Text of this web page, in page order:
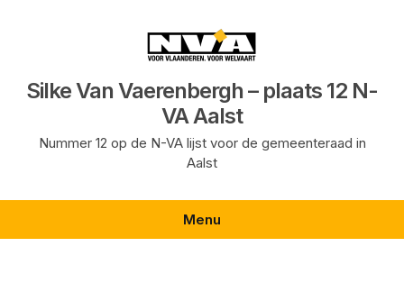
inhoudSilke Van Vaerenbergh – plaats 12 N-
VA Aalst
Nummer 12 op de N-VA lijst voor de gemeenteraad in
Aalst
Menu